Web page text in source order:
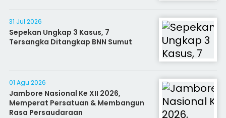
31 Jul 2026
Sepekan Ungkap 3 Kasus, 7
Tersangka Ditangkap BNN Sumut
01 Agu 2026
Jambore Nasional Ke XII 2026,
Memperat Persatuan & Membangun
Rasa Persaudaraan